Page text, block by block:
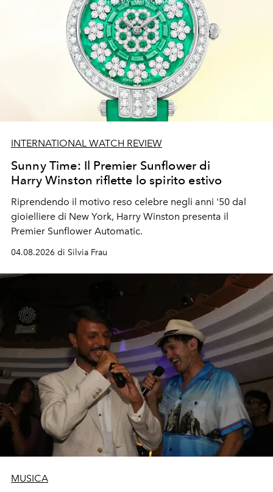
INTERNATIONAL WATCH REVIEW
Sunny Time: Il Premier Sunflower di
Harry Winston riflette lo spirito estivo
Riprendendo il motivo reso celebre negli anni '50 dal
gioielliere di New York, Harry Winston presenta il
Premier Sunflower Automatic.
04.08.2026 di Silvia Frau
MUSICA